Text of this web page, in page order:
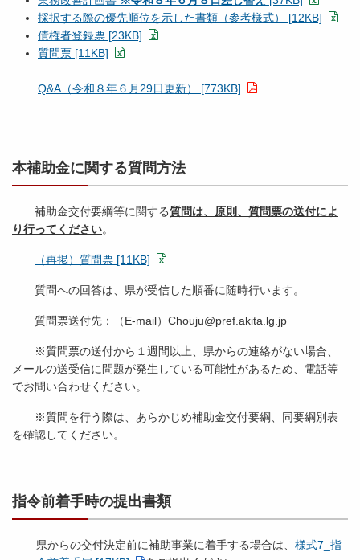
採択する際の優先順位を示した書類（参考様式） [12KB]
債権者登録票 [23KB]
質問票 [11KB]
Q&A（令和８年６月29日更新） [773KB]
本補助金に関する質問方法
補助金交付要綱等に関する質問は、原則、質問票の送付によ
り行ってください。
（再掲）質問票 [11KB]
質問への回答は、県が受信した順番に随時行います。
質問票送付先：（E-mail）Chouju@pref.akita.lg.jp
※質問票の送付から１週間以上、県からの連絡がない場合、
メールの送受信に問題が発生している可能性があるため、電話等
でお問い合わせください。
※質問を行う際は、あらかじめ補助金交付要綱、同要綱別表
を確認してください。
指令前着手時の提出書類
県からの交付決定前に補助事業に着手する場合は、 様式7_指